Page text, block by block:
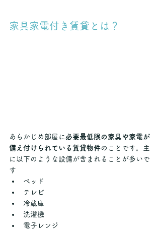
家具家電付き賃貸とは？
あらかじめ部屋に必要最低限の家具や家電が
備え付けられている賃貸物件のことです。主
に以下のような設備が含まれることが多いで
す
ベッド
テレビ
冷蔵庫
洗濯機
電子レンジ